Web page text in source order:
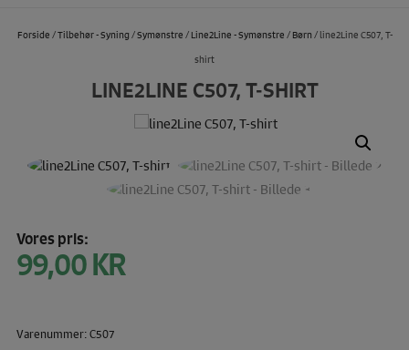
Forside /Tilbehør - Syning /Symønstre / Line2Line - Symønstre / Børn / line2Line C507, T-
shirt
LINE2LINE C507, T-SHIRT
Vores pris:
99,00KR
Varenummer: C507